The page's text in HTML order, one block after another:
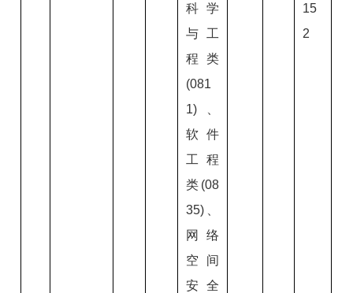
科学
与工
程类
(081
1)、
软件
工程
类(08
35)、
网络
空间
安全
15
2